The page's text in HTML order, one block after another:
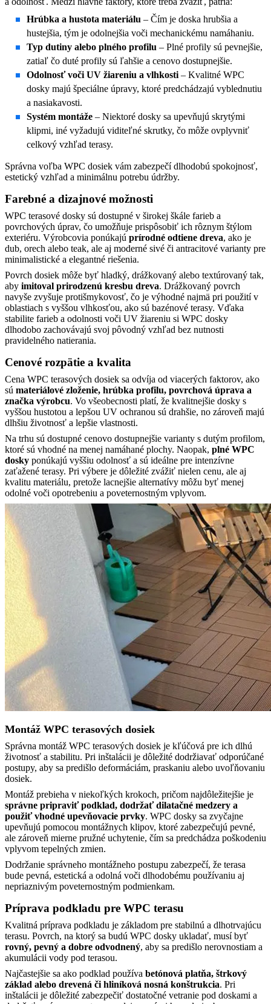
Hrúbka a hustota materiálu – Čím je doska hrubšia a
hustejšia, tým je odolnejšia voči mechanickému namáhaniu.
Typ dutiny alebo plného profilu – Plné profily sú pevnejšie,
zatiaľ čo duté profily sú ľahšie a cenovo dostupnejšie.
Odolnosť voči UV žiareniu a vlhkosti – Kvalitné WPC
dosky majú špeciálne úpravy, ktoré predchádzajú vyblednutiu
a nasiakavosti.
Systém montáže – Niektoré dosky sa upevňujú skrytými
klipmi, iné vyžadujú viditeľné skrutky, čo môže ovplyvniť
celkový vzhľad terasy.
Správna voľba WPC dosiek vám zabezpečí dlhodobú spokojnosť,
estetický vzhľad a minimálnu potrebu údržby.
Farebné a dizajnové možnosti
WPC terasové dosky sú dostupné v širokej škále farieb a
povrchových úprav, čo umožňuje prispôsobiť ich rôznym štýlom
exteriéru. Výrobcovia ponúkajú prírodné odtiene dreva, ako je
dub, orech alebo teak, ale aj moderné sivé či antracitové varianty pre
minimalistické a elegantné riešenia.
Povrch dosiek môže byť hladký, drážkovaný alebo textúrovaný tak,
aby imitoval prirodzenú kresbu dreva. Drážkovaný povrch
navyše zvyšuje protišmykovosť, čo je výhodné najmä pri použití v
oblastiach s vyššou vlhkosťou, ako sú bazénové terasy. Vďaka
stabilite farieb a odolnosti voči UV žiareniu si WPC dosky
dlhodobo zachovávajú svoj pôvodný vzhľad bez nutnosti
pravidelného natierania.
Cenové rozpätie a kvalita
Cena WPC terasových dosiek sa odvíja od viacerých faktorov, ako
sú materiálové zloženie, hrúbka profilu, povrchová úprava a
značka výrobcu. Vo všeobecnosti platí, že kvalitnejšie dosky s
vyššou hustotou a lepšou UV ochranou sú drahšie, no zároveň majú
dlhšiu životnosť a lepšie vlastnosti.
Na trhu sú dostupné cenovo dostupnejšie varianty s dutým profilom,
ktoré sú vhodné na menej namáhané plochy. Naopak, plné WPC
dosky ponúkajú vyššiu odolnosť a sú ideálne pre intenzívne
zaťažené terasy. Pri výbere je dôležité zvážiť nielen cenu, ale aj
kvalitu materiálu, pretože lacnejšie alternatívy môžu byť menej
odolné voči opotrebeniu a poveternostným vplyvom.
Montáž WPC terasových dosiek
Správna montáž WPC terasových dosiek je kľúčová pre ich dlhú
životnosť a stabilitu. Pri inštalácii je dôležité dodržiavať odporúčané
postupy, aby sa predišlo deformáciám, praskaniu alebo uvoľňovaniu
dosiek.
Montáž prebieha v niekoľkých krokoch, pričom najdôležitejšie je
správne pripraviť podklad, dodržať dilatačné medzery a
použiť vhodné upevňovacie prvky. WPC dosky sa zvyčajne
upevňujú pomocou montážnych klipov, ktoré zabezpečujú pevné,
ale zároveň mierne pružné uchytenie, čím sa predchádza poškodeniu
vplyvom tepelných zmien.
Dodržanie správneho montážneho postupu zabezpečí, že terasa
bude pevná, estetická a odolná voči dlhodobému používaniu aj
nepriaznivým poveternostným podmienkam.
Príprava podkladu pre WPC terasu
Kvalitná príprava podkladu je základom pre stabilnú a dlhotrvajúcu
terasu. Povrch, na ktorý sa budú WPC dosky ukladať, musí byť
rovný, pevný a dobre odvodnený, aby sa predišlo nerovnostiam a
akumulácii vody pod terasou.
Najčastejšie sa ako podklad používa betónová platňa, štrkový
základ alebo drevená či hliníková nosná konštrukcia. Pri
inštalácii je dôležité zabezpečiť dostatočné vetranie pod doskami a